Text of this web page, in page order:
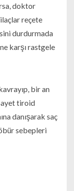
doktor
reçete
durdurmada
karşı rastgele
bir an
tiroid
danışarak saç
sebepleri